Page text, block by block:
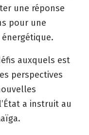
une réponse
pour une
auxquels est
perspectives
a instruit au